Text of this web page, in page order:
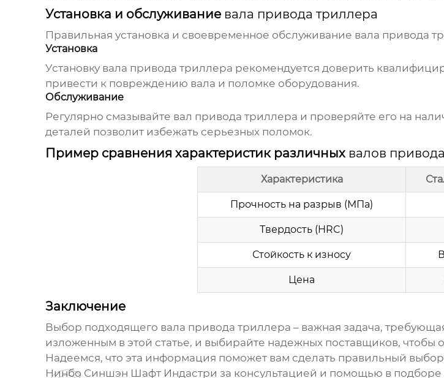
Установка и обслуживание вала привода триллера
Правильная установка и своевременное обслуживание вала привода
Установка
Установку вала привода триллера рекомендуется доверить
привести к повреждению вала и поломке оборудования.
Обслуживание
Регулярно смазывайте вал привода триллера и проверяйте его на
деталей позволит избежать серьезных поломок.
Пример сравнения характеристик различных валов
Характеристика
Прочность на разрыв (МПа)
Твердость (HRC)
Стойкость к износу
Цена
Заключение
Выбор подходящего вала привода триллера – важная задача,
изложенным в этой статье, и выбирайте надежных поставщиков, чтобы
Надеемся, что эта информация поможет вам сделать правильный
Нинбо Синшэн Шафт Индастри за консультацией и помощью в подборе